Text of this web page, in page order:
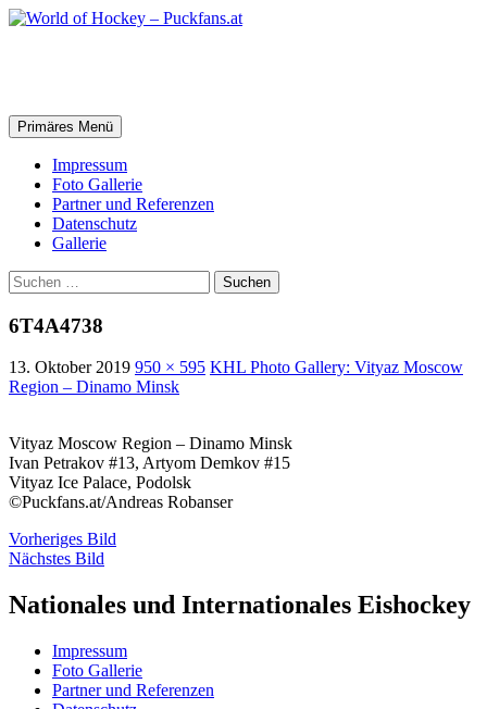
Zum
Suchen
Primäres Menü
Impressum
Foto Gallerie
Partner und Referenzen
Datenschutz
Gallerie
Suchen
nach:
6T4A4738
13. Oktober 2019 950 × 595 KHL Photo Gallery: Vityaz Moscow
Region – Dinamo Minsk
Vityaz Moscow Region – Dinamo Minsk
Ivan Petrakov #13, Artyom Demkov #15
Vityaz Ice Palace, Podolsk
©Puckfans.at/Andreas Robanser
Vorheriges Bild
Nächstes Bild
Nationales und Internationales Eishockey
Impressum
Foto Gallerie
Partner und Referenzen